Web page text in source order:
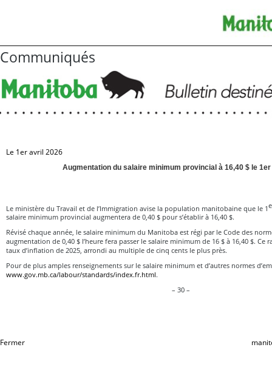
Communiqués
Le 1er avril 2026
Augmentation du salaire minimum provincial à 16,40 $ le
Le ministère du Travail et de l’Immigration avise la population manitobaine que le 1
salaire minimum provincial augmentera de 0,40 $ pour s’établir à 16,40 $.
Révisé chaque année, le salaire minimum du Manitoba est régi par le Code des
augmentation de 0,40 $ l’heure fera passer le salaire minimum de 16 $ à 16,40 $. Ce
taux d’inflation de 2025, arrondi au multiple de cinq cents le plus près.
Pour de plus amples renseignements sur le salaire minimum et d’autres normes
www.gov.mb.ca/labour/standards/index.fr.html.
– 30 –
Fermer